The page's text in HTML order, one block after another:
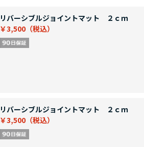
リバーシブルジョイントマット ２ｃｍ
￥3,500
リバーシブルジョイントマット ２ｃｍ
￥3,500